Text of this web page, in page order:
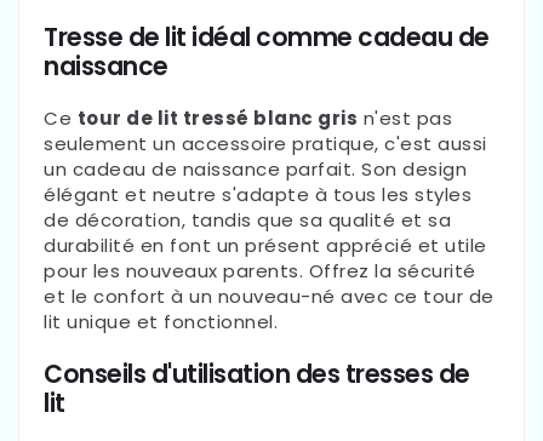
Tresse de lit idéal comme cadeau de
naissance
Ce tour de lit tressé blanc gris n'est pas
seulement un accessoire pratique, c'est aussi
un cadeau de naissance parfait. Son design
élégant et neutre s'adapte à tous les styles
de décoration, tandis que sa qualité et sa
durabilité en font un présent apprécié et utile
pour les nouveaux parents. Offrez la sécurité
et le confort à un nouveau-né avec ce tour de
lit unique et fonctionnel.
Conseils d'utilisation des tresses de
lit